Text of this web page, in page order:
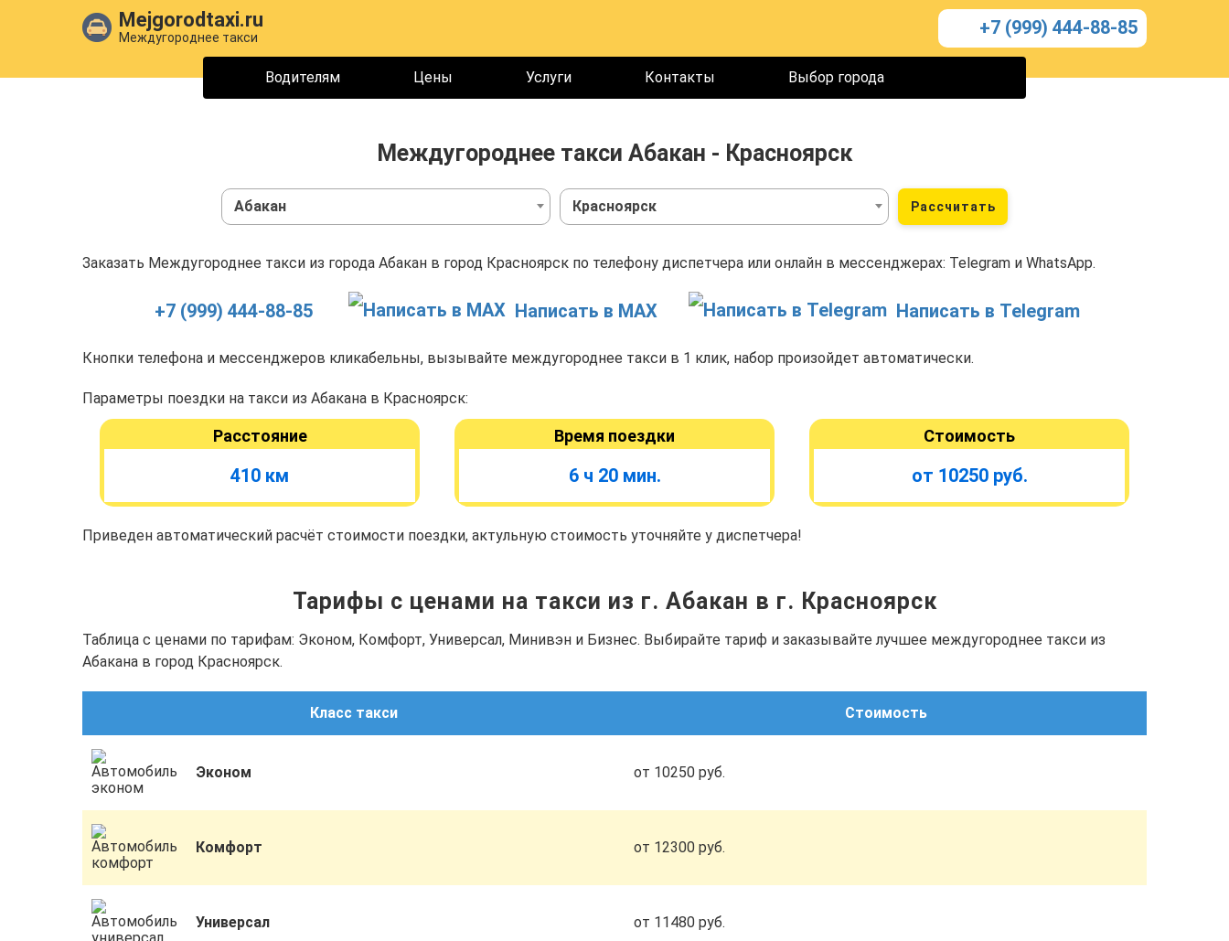
Mejgorodtaxi.ru
Междугороднее такси +7 (999) 444-88-85
Водителям Цены Услуги Контакты Выбор города
Междугороднее такси Абакан - Красноярск
Абакан Красноярск Рассчитать
Заказать Междугороднее такси из города Абакан в город Красноярск по телефону диспетчера или онлайн в мессенджерах: Telegram и WhatsApp.
+7 (999) 444-88-85 Написать в MAX Написать в Telegram
Кнопки телефона и мессенджеров кликабельны, вызывайте междугороднее такси в 1 клик, набор произойдет автоматически.
Параметры поездки на такси из Абакана в Красноярск:
Расстояние
410 км
Время поездки
6 ч 20 мин.
Стоимость
от 10250 руб.
Приведен автоматический расчёт стоимости поездки, актульную стоимость уточняйте у диспетчера!
Тарифы с ценами на такси из г. Абакан в г. Красноярск
Таблица с ценами по тарифам: Эконом, Комфорт, Универсал, Минивэн и Бизнес. Выбирайте тариф и заказывайте лучшее междугороднее такси из
Абакана в город Красноярск.
Класс такси Стоимость
Эконом от 10250 руб.
Комфорт от 12300 руб.
Универсал от 11480 руб.